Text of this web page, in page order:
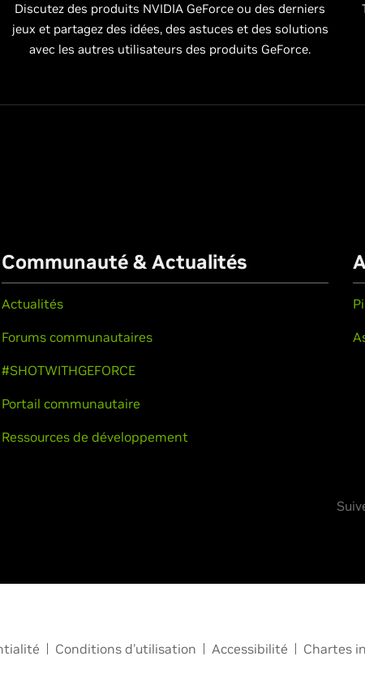
Discutez des produits NVIDIA GeForce ou des derniers
jeux et partagez des idées, des astuces et des solutions
avec les autres utilisateurs des produits GeForce.
Communauté & Actualités
Actualités
Forums communautaires
#SHOTWITHGEFORCE
Portail communautaire
Ressources de développement
Conditions d’utilisation Accessibilité Chartes